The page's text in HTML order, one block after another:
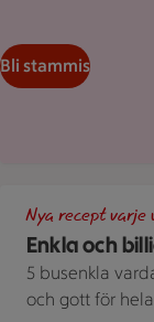
Bli stammis
Enkla och
Nya recept varje
5 busenkla
och gott för